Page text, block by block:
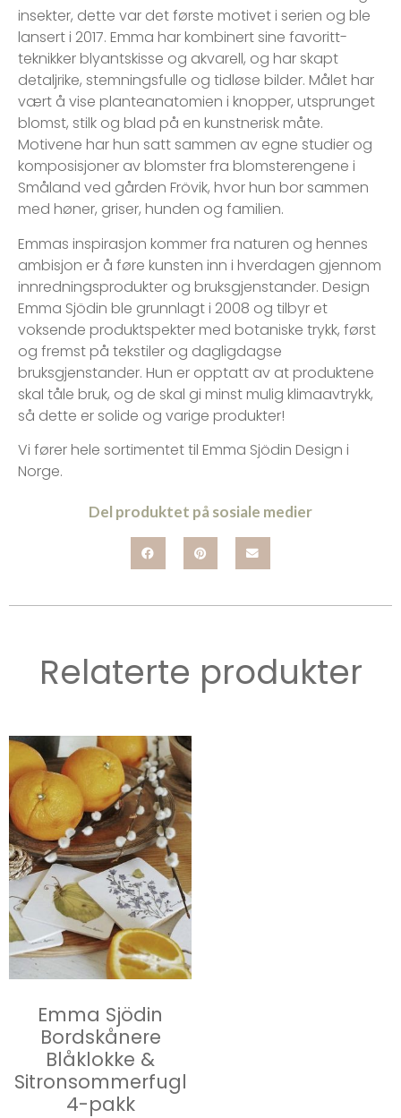
insekter, dette var det første motivet i serien og ble
lansert i 2017. Emma har kombinert sine favoritt-
teknikker blyantskisse og akvarell, og har skapt
detaljrike, stemningsfulle og tidløse bilder. Målet har
vært å vise planteanatomien i knopper, utsprunget
blomst, stilk og blad på en kunstnerisk måte.
Motivene har hun satt sammen av egne studier og
komposisjoner av blomster fra blomsterengene i
Småland ved gården Frövik, hvor hun bor sammen
med høner, griser, hunden og familien.
Emmas inspirasjon kommer fra naturen og hennes
ambisjon er å føre kunsten inn i hverdagen gjennom
innredningsprodukter og bruksgjenstander. Design
Emma Sjödin ble grunnlagt i 2008 og tilbyr et
voksende produktspekter med botaniske trykk, først
og fremst på tekstiler og dagligdagse
bruksgjenstander. Hun er opptatt av at produktene
skal tåle bruk, og de skal gi minst mulig klimaavtrykk,
så dette er solide og varige produkter!
Vi fører hele sortimentet til Emma Sjödin Design i
Norge.
Del produktet på sosiale medier
Relaterte produkter
Emma Sjödin
Bordskånere
Blåklokke &
Sitronsommerfugl
4-pakk